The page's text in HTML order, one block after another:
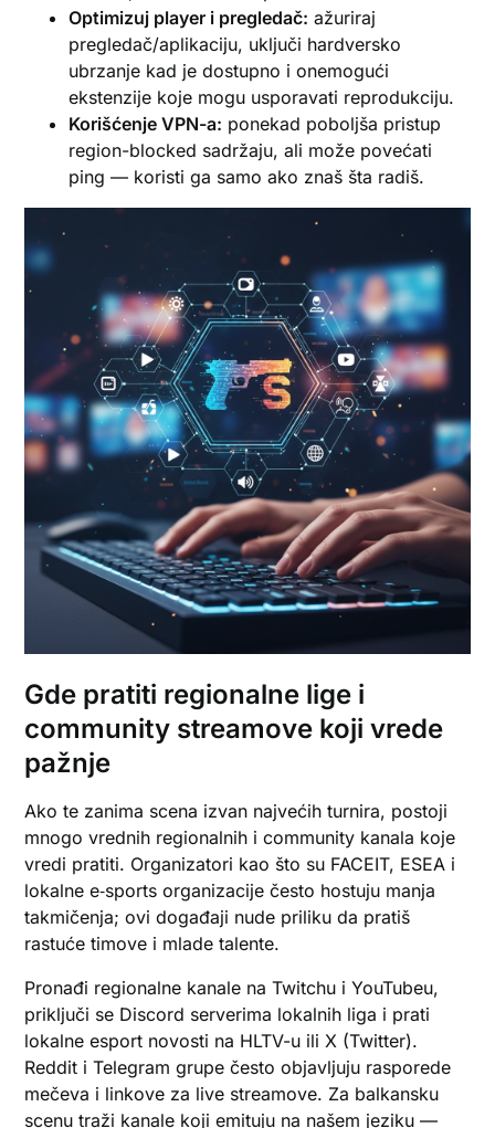
Optimizuj player i pregledač: ažuriraj
pregledač/aplikaciju, uključi hardversko
ubrzanje kad je dostupno i onemogući
ekstenzije koje mogu usporavati reprodukciju.
Korišćenje VPN-a: ponekad poboljša pristup
region-blocked sadržaju, ali može povećati
ping — koristi ga samo ako znaš šta radiš.
Gde pratiti regionalne lige i
community streamove koji vrede
pažnje
Ako te zanima scena izvan najvećih turnira, postoji
mnogo vrednih regionalnih i community kanala koje
vredi pratiti. Organizatori kao što su FACEIT, ESEA i
lokalne e‑sports organizacije često hostuju manja
takmičenja; ovi događaji nude priliku da pratiš
rastuće timove i mlade talente.
Pronađi regionalne kanale na Twitchu i YouTubeu,
priključi se Discord serverima lokalnih liga i prati
lokalne esport novosti na HLTV-u ili X (Twitter).
Reddit i Telegram grupe često objavljuju rasporede
mečeva i linkove za live streamove. Za balkansku
scenu traži kanale koji emituju na našem jeziku —